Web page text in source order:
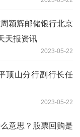
颖辉邮储银行北京
天报资讯
2023-05-22
顶山分行副行长任
2023-05-22
意思？股票回购是